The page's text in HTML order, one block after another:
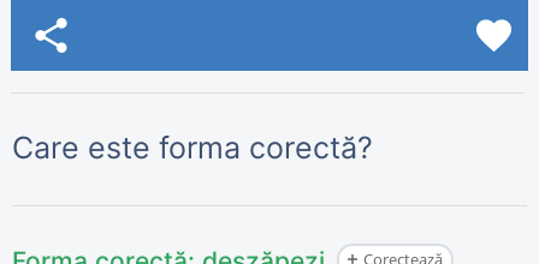
share favorite
Care este forma corectă?
Corectează